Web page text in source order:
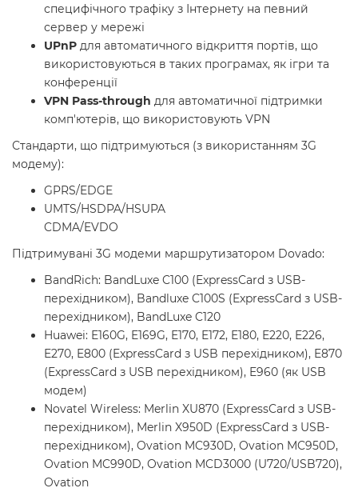
специфічного трафіку з Інтернету на певний
сервер у мережі
UPnP для автоматичного відкриття портів, що
використовуються в таких програмах, як ігри та
конференції
VPN Pass-through для автоматичної підтримки
комп'ютерів, що використовують VPN
Стандарти, що підтримуються (з використанням 3G
модему):
GPRS/EDGE
UMTS/HSDPA/HSUPA
CDMA/EVDO
Підтримувані 3G модеми маршрутизатором Dovado:
BandRich: BandLuxe C100 (ExpressCard з USB-
перехідником), Bandluxe C100S (ExpressCard з USB-
перехідником), BandLuxe C120
Huawei: E160G, E169G, E170, E172, E180, E220, E226,
E270, E800 (ExpressCard з USB перехідником), E870
(ExpressCard з USB перехідником), E960 (як USB
модем)
Novatel Wireless: Merlin XU870 (ExpressCard з USB-
перехідником), Merlin X950D (ExpressCard з USB-
перехідником), Ovation MC930D, Ovation MC950D,
Ovation MC990D, Ovation MCD3000 (U720/USB720),
Ovation